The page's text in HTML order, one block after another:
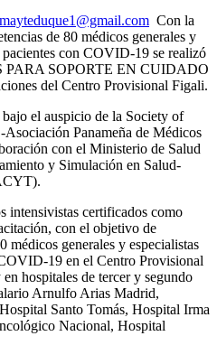
mayteduque1@gmail.com Con la
de 80 médicos generales y
pacientes con COVID-19 se realizó
PARA SOPORTE EN CUIDADO
del Centro Provisional Figali.
el auspicio de la Society of
Panameña de Médicos
con el Ministerio de Salud
y Simulación en Salud-
intensivistas certificados como
con el objetivo de
médicos generales y especialistas
19 en el Centro Provisional
hospitales de tercer y segundo
Arnulfo Arias Madrid,
Santo Tomás, Hospital Irma
Nacional, Hospital